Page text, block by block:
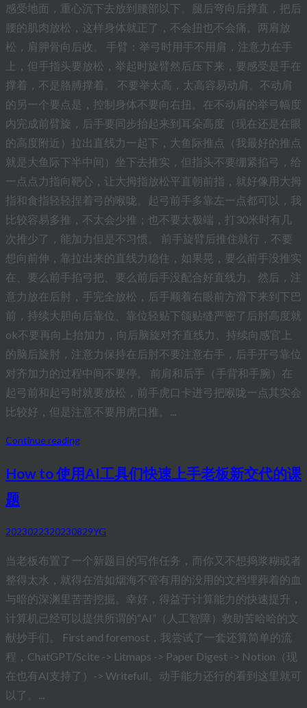
感受地面，重心沉下去放到腰部以下。腿后弯向后撑直，把后
腰的肌肉放松，这样身体就正了，不会扭也不会痛。两肩放
松，肩胛骨向后收。 手臂：举弓时用手不用肩，注意力在手
上，但手指头要放松，举起时旋臂然后压下来，要感受是手在
撑着，不是胳膊撑着。 不要举太高，太高容易动肩。不动肩
的另一个要点是，控制身体不要向右扭。在不动肩的举弓幅度
内完成前臂旋，后手要同步抬起来到耳朵高度（现在还是在眼
的高度附近）拉出直线力一起下，大鱼际推点（我最好的推点
就是大鱼际下半中间）坐下去推实，但指头不要绷紧掐弓，给
一点点力指向靶心，让大拇指放松平直朝前指，就好像用大拇
指和食指轻轻捏着弓的喉咙。起弓前手多靠左一点都可以，我
比较容易多推，不太会少推；也不要太极端，打30米时有几
次推少了，能加力但是不习惯。 前手旋臂后推住就行，不要
想向前伸，靠拉出来的直线力稳住，如果晃，要么前手没推实
在、要么前手掐弓把、要么前后手没配合好直线力。然后，注
意力放在后肘，手完全放松，后手顺着右眼前方滑下来到下巴
前，持续大胆向后靠位、靠位轻贴下颌贴缝严密了后肘高度就
ok不要再向上抬加力，向后脑旋对齐直线力、持续向感官上
的脑后旋肘，注意力保持在后肘不要注意右手，后手开弓靠位
对齐加力的过程中间不要停。 前肩和后手（手背和手腕）在
起弓前和起弓时就要放松，前手虎口卡进弓把喉咙一点其实会
比较好，但是注意不要用虎口推。...
Continue reading
How to 使用AI工具们快速上手老板新交代的课
题
2023022320230829YG
当老板布置了一个新题目的写作任务，而你又不想捣浆糊或者
整得太水，就得在浩如烟海不管有用的没用的文档埋葬着的血
与暗的深渊里苦苦挖掘。幸好，得益于计算能力的快速提升，
计算机已经可以提供所谓的“AI”（人工智障）救助苦哈哈的文
献抄手们。 First and foremost，我尝试了一套还算简单的流
程，ChatGPT/Scite -> Litmaps -> Paper Digest -> Notion（现
在也有AI支持了）-> Writefull。动手能力还行的看到这里就可
以了。...